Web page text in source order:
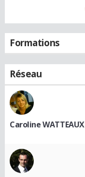
Formations
Réseau
Caroline WATTEAUX